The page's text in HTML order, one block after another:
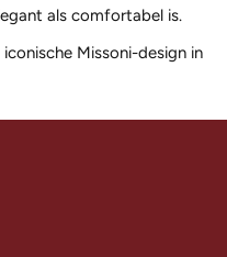
als comfortabel is.
Missoni-design in